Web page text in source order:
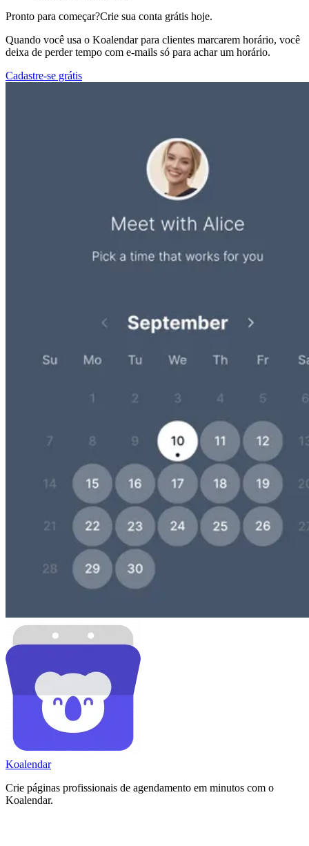
Pronto para começar?Crie sua conta grátis hoje.
Quando você usa o Koalendar para clientes marcarem horário, você
deixa de perder tempo com e-mails só para achar um horário.
Cadastre-se grátis
Koalendar
Crie páginas profissionais de agendamento em minutos com o
Koalendar.